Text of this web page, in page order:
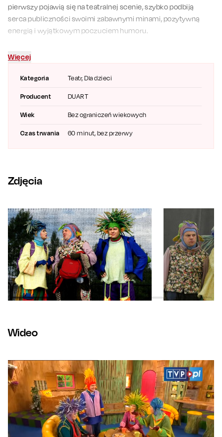
Kategoria Teatr, Dla dzieci
Producent DUART
Wiek Bez ograniczeń wiekowych
Czas trwania 60 minut, bez przerwy
pierwszy pojawią się na teatralnej scenie, szybko podbiją
serca publiczności swoimi zabawnymi minami, pozytywną
energią i wyjątkowym poczuciem humoru.
wspólnego śpiewania i odkrywania świata pełnego radości oraz
dostarczy mnóstwo uśmiechu i niezapomnianych emocji.
śmiechu i dobrej zabawy!
Występują:
Bazyli
Więcej
Zdjęcia
Wideo